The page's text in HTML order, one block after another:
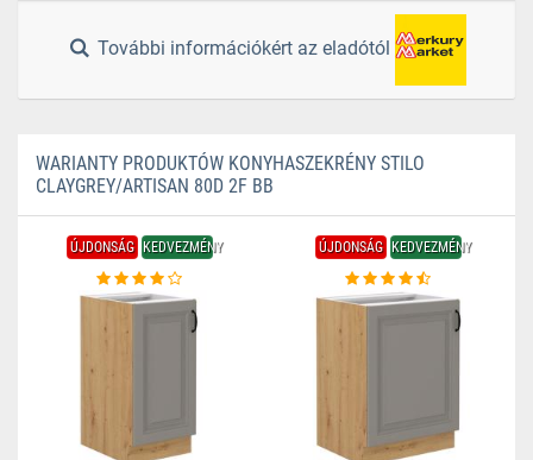
További információkért az eladótól
WARIANTY PRODUKTÓW KONYHASZEKRÉNY STILO
CLAYGREY/ARTISAN 80D 2F BB
ÚJDONSÁG KEDVEZMÉNY ÚJDONSÁG KEDVEZMÉNY